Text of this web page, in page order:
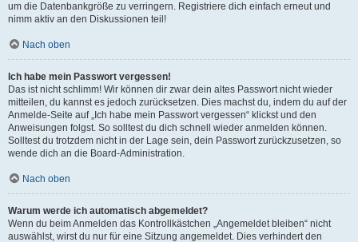
um die Datenbankgröße zu verringern. Registriere dich einfach erneut und
nimm aktiv an den Diskussionen teil!
Nach oben
Ich habe mein Passwort vergessen!
Das ist nicht schlimm! Wir können dir zwar dein altes Passwort nicht wieder
mitteilen, du kannst es jedoch zurücksetzen. Dies machst du, indem du auf der
Anmelde-Seite auf „Ich habe mein Passwort vergessen“ klickst und den
Anweisungen folgst. So solltest du dich schnell wieder anmelden können.
Solltest du trotzdem nicht in der Lage sein, dein Passwort zurückzusetzen, so
wende dich an die Board-Administration.
Nach oben
Warum werde ich automatisch abgemeldet?
Wenn du beim Anmelden das Kontrollkästchen „Angemeldet bleiben“ nicht
auswählst, wirst du nur für eine Sitzung angemeldet. Dies verhindert den